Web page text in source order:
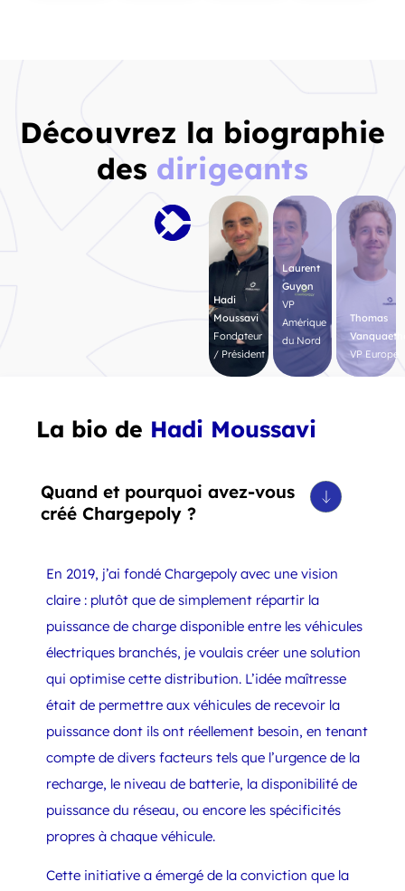
Découvrez la biographie
des dirigeants
Hadi
Moussavi
Fondateur
/ Président
Laurent
Guyon
VP
Amérique
du Nord
Thomas
VP Europe
La bio de Hadi Moussavi
Quand et pourquoi avez-vous
créé Chargepoly ?
En 2019, j’ai fondé Chargepoly avec une vision
claire : plutôt que de simplement répartir la
puissance de charge disponible entre les véhicules
électriques branchés, je voulais créer une solution
qui optimise cette distribution. L’idée maîtresse
était de permettre aux véhicules de recevoir la
puissance dont ils ont réellement besoin, en tenant
compte de divers facteurs tels que l’urgence de la
recharge, le niveau de batterie, la disponibilité de
puissance du réseau, ou encore les spécificités
propres à chaque véhicule.
Cette initiative a émergé de la conviction que la